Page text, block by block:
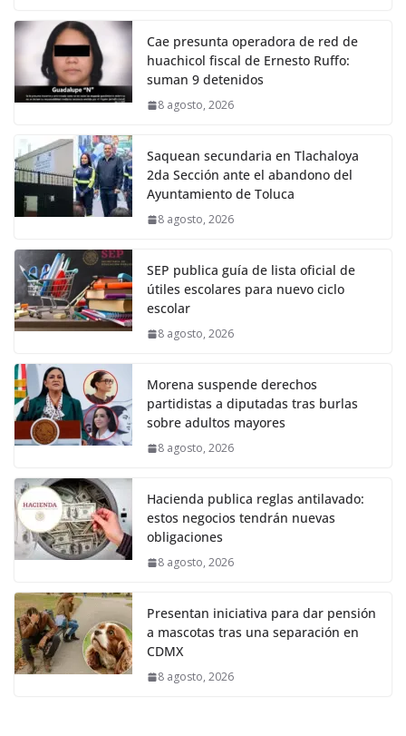
Cae presunta operadora de red de
huachicol fiscal de Ernesto Ruffo:
suman 9 detenidos
8 agosto, 2026
Saquean secundaria en Tlachaloya
2da Sección ante el abandono del
Ayuntamiento de Toluca
8 agosto, 2026
SEP publica guía de lista oficial de
útiles escolares para nuevo ciclo
escolar
8 agosto, 2026
Morena suspende derechos
partidistas a diputadas tras burlas
sobre adultos mayores
8 agosto, 2026
Hacienda publica reglas antilavado:
estos negocios tendrán nuevas
obligaciones
8 agosto, 2026
Presentan iniciativa para dar pensión
a mascotas tras una separación en
CDMX
8 agosto, 2026